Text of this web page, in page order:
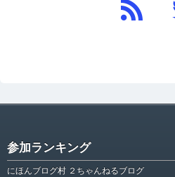
参加ランキング
にほんブログ村 ２ちゃんねるブログ